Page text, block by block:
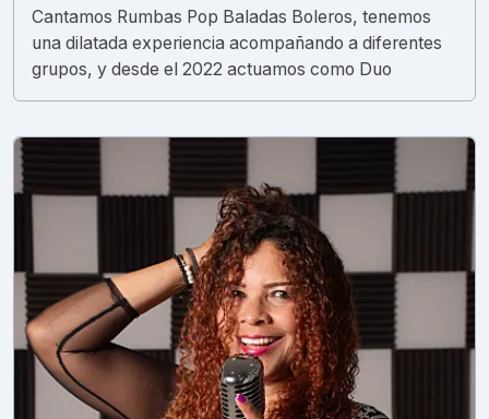
Cantamos Rumbas Pop Baladas Boleros, tenemos
una dilatada experiencia acompañando a diferentes
grupos, y desde el 2022 actuamos como Duo